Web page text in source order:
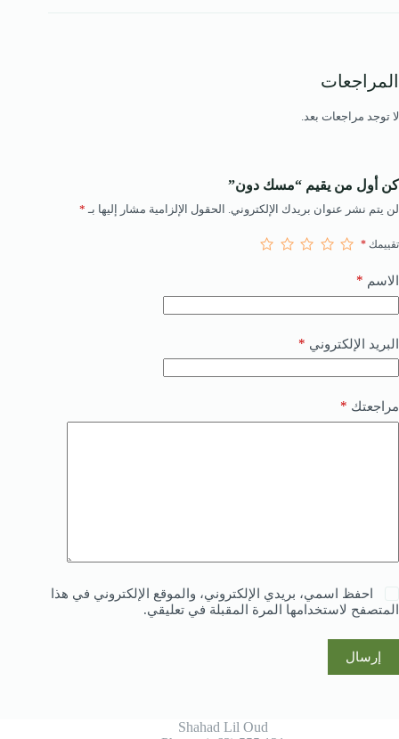
المراجعات
لا توجد مراجعات بعد.
كن أول من يقيم “مسك دون”
لن يتم نشر عنوان بريدك الإلكتروني. الحقول الإلزامية مشار إليها بـ *
تقييمك *
الاسم *
البريد الإلكتروني *
مراجعتك *
احفظ اسمي، بريدي الإلكتروني، والموقع الإلكتروني في هذا
المتصفح لاستخدامها المرة المقبلة في تعليقي.
إرسال
Shahad Lil Oud